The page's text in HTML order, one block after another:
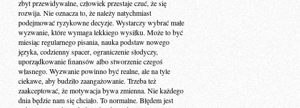
zbyt przewidywalne, człowiek przestaje czuć, że się
rozwija. Nie oznacza to, że należy natychmiast
podejmować ryzykowne decyzje. Wystarczy wybrać małe
wyzwanie, które wymaga lekkiego wysiłku. Może to być
miesiąc regularnego pisania, nauka podstaw nowego
języka, codzienny spacer, ograniczenie słodyczy,
uporządkowanie finansów albo stworzenie czegoś
własnego. Wyzwanie powinno być realne, ale na tyle
ciekawe, aby budziło zaangażowanie. Trzeba też
zaakceptować, że motywacja bywa zmienna. Nie każdego
dnia będzie nam się chciało. To normalne. Błędem jest